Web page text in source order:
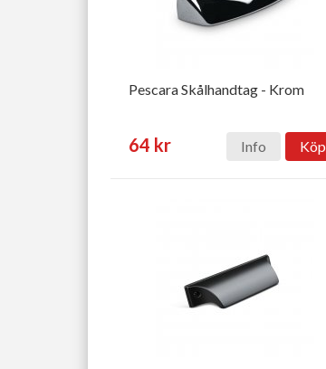
Pescara Skålhandtag - Krom
64 kr Info Köp